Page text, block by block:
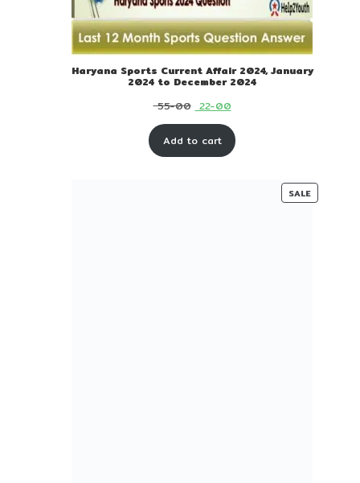
Haryana Sports Current Affair 2024, January
2024 to December 2024
55-00 Original
price
was:
22-00Current
price
is:
Add to cart
SALE